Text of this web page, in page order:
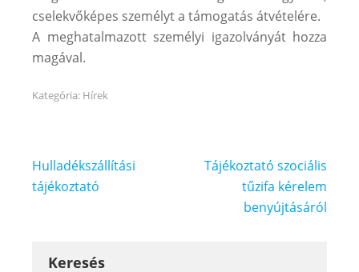
cselekvőképes személyt a támogatás átvételére.
A meghatalmazott személyi igazolványát hozza
magával.
Kategória: Hírek
Bejegyzés
navigáció
Hulladékszállítási
tájékoztató
Tájékoztató szociális
tűzifa kérelem
benyújtásáról
Keresés